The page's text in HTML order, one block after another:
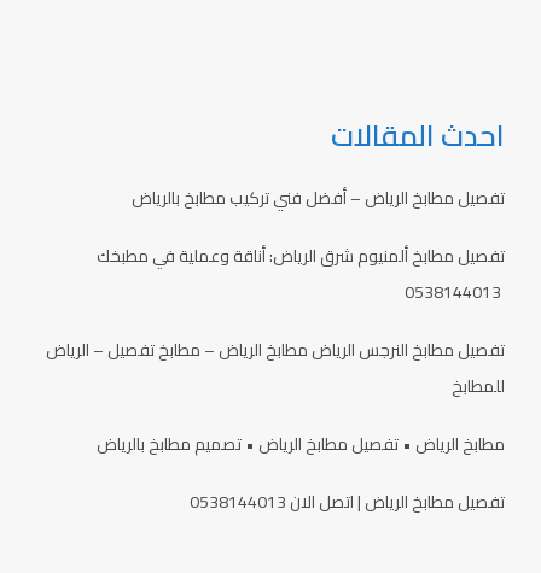
احدث المقالات
تفصيل مطابخ الرياض – أفضل فني تركيب مطابخ بالرياض
تفصيل مطابخ ألمنيوم شرق الرياض: أناقة وعملية في مطبخك
تفصيل مطابخ النرجس الرياض مطابخ الرياض – مطابخ تفصيل – الرياض
للمطابخ
مطابخ الرياض • تفصيل مطابخ الرياض • تصميم مطابخ بالرياض
تفصيل مطابخ الرياض | اتصل الان 0538144013